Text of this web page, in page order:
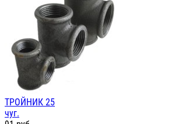
ТРОЙНИК 25
чуг.